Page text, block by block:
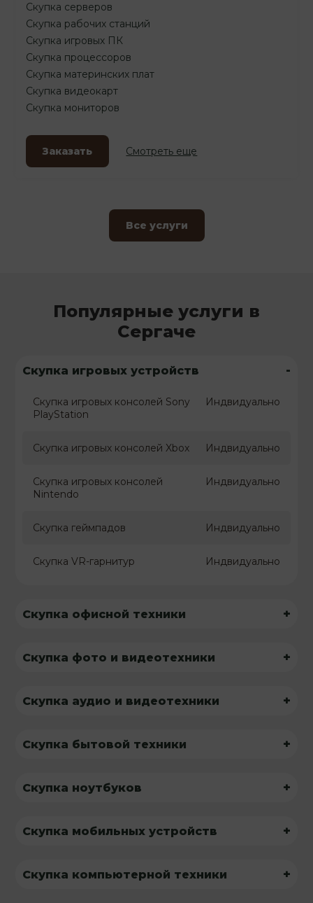
Скупка серверов
Скупка рабочих станций
Скупка игровых ПК
Скупка процессоров
Скупка материнских плат
Скупка видеокарт
Скупка мониторов
Заказать Смотреть еще
Все услуги
Популярные услуги в
Сергаче
Скупка игровых устройств -
Скупка игровых консолей Sony
PlayStation
Индвидуально
Скупка игровых консолей Xbox Индвидуально
Скупка игровых консолей
Nintendo
Индвидуально
Скупка геймпадов Индвидуально
Скупка VR-гарнитур Индвидуально
Скупка офисной техники +
Скупка фото и видеотехники +
Скупка аудио и видеотехники +
Скупка бытовой техники +
Скупка ноутбуков +
Скупка мобильных устройств +
Скупка компьютерной техники +